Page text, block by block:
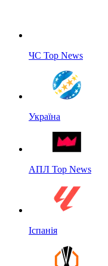
ЧС Top News
Україна
АПЛ Top News
Іспанія